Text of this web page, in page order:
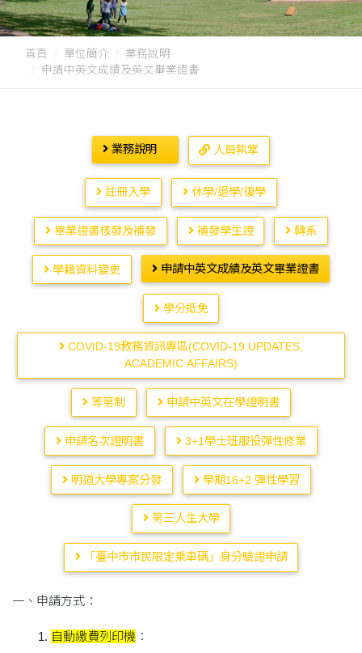
首頁 單位簡介
業務說明
申請中英文成績及英文畢業證書
業務說明 人員執掌
註冊入學 休學/退學/復學
畢業證書核發及補發 補發學生證 轉系
學籍資料變更 申請中英文成績及英文畢業證書
學分抵免
COVID-19教務資訊專區(COVID-19 UPDATES,
ACADEMIC AFFAIRS)
等第制 申請中英文在學證明書
申請名次證明書 3+1學士班服役彈性修業
明道大學專案分發 學期16+2 彈性學習
第三人生大學
「臺中市市民限定乘車碼」身分驗證申請
一、申請方式：
1. 自動繳費列印機 ：